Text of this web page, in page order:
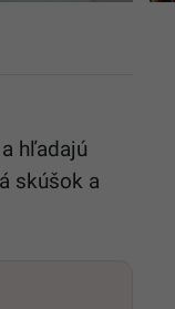
hľadajú
skúšok a